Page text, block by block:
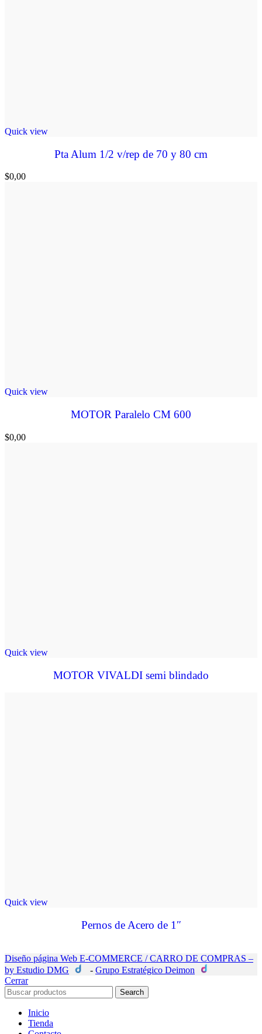
Quick view
Pta Alum 1/2 v/rep de 70 y 80 cm
$0,00
Quick view
MOTOR Paralelo CM 600
$0,00
Quick view
MOTOR VIVALDI semi blindado
Quick view
Pernos de Acero de 1″
Diseño página Web E-COMMERCE / CARRO DE COMPRAS –
by Estudio DMG
- Grupo Estratégico Deimon
Cerrar
Search
Inicio
Tienda